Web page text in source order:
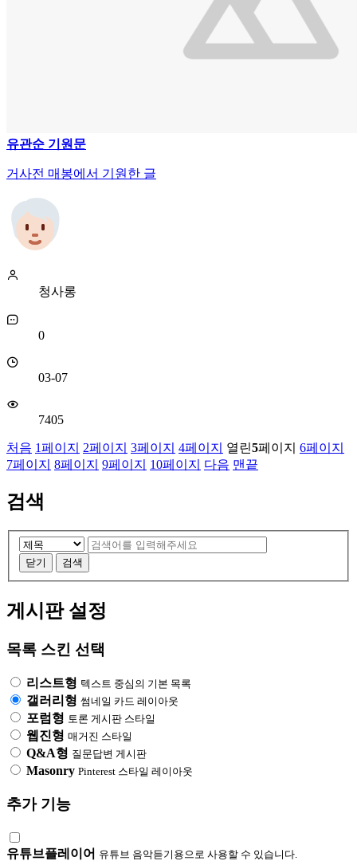
유관순 기원문
거사전 매봉에서 기원한 글
청사롱
0
03-07
7405
처음 1페이지 2페이지 3페이지 4페이지 열린5페이지 6페이지
7페이지 8페이지 9페이지 10페이지 다음 맨끝
검색
검
색
대
검
색
어
수
닫기 검색
게시판 설정
목록 스킨 선택
리스트형 텍스트 중심의 기본 목록
갤러리형 썸네일 카드 레이아웃
포럼형 토론 게시판 스타일
웹진형 매거진 스타일
Q&A형 질문답변 게시판
Masonry Pinterest 스타일 레이아웃
추가 기능
유튜브플레이어 유튜브 음악듣기용으로 사용할 수 있습니다.